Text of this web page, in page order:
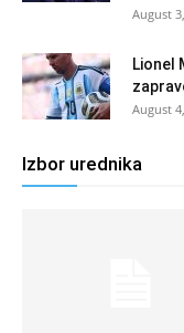
August
Lionel
August
Izbor urednika